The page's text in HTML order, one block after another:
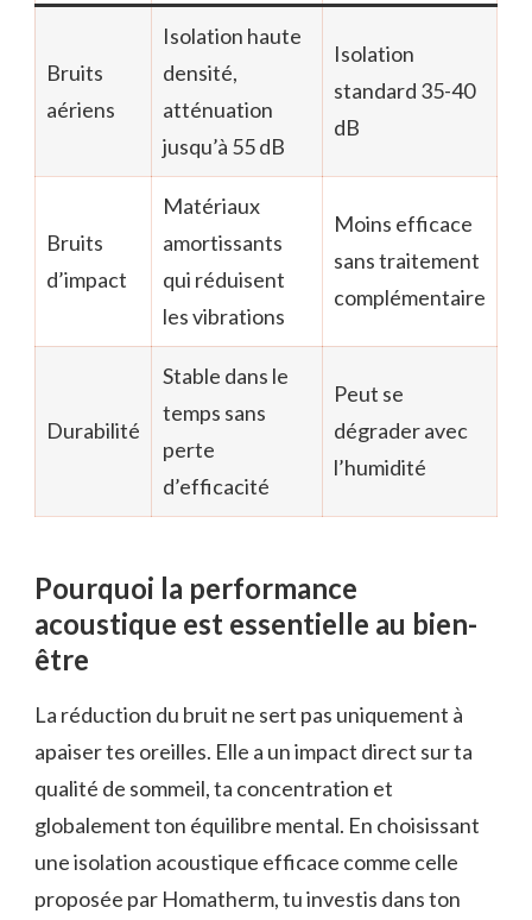
Bruits
aériens
Isolation haute
densité,
atténuation
jusqu’à 55 dB
Isolation
standard 35-40
dB
Bruits
d’impact
Matériaux
amortissants
qui réduisent
les vibrations
Moins efficace
sans traitement
complémentaire
Durabilité
Stable dans le
temps sans
perte
d’efficacité
Peut se
dégrader avec
l’humidité
Pourquoi la performance
acoustique est essentielle au bien-
être
La réduction du bruit ne sert pas uniquement à
apaiser tes oreilles. Elle a un impact direct sur ta
qualité de sommeil, ta concentration et
globalement ton équilibre mental. En choisissant
une isolation acoustique efficace comme celle
proposée par Homatherm, tu investis dans ton